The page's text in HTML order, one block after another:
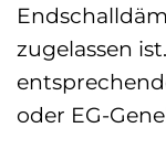
zugelassen
oder EG-